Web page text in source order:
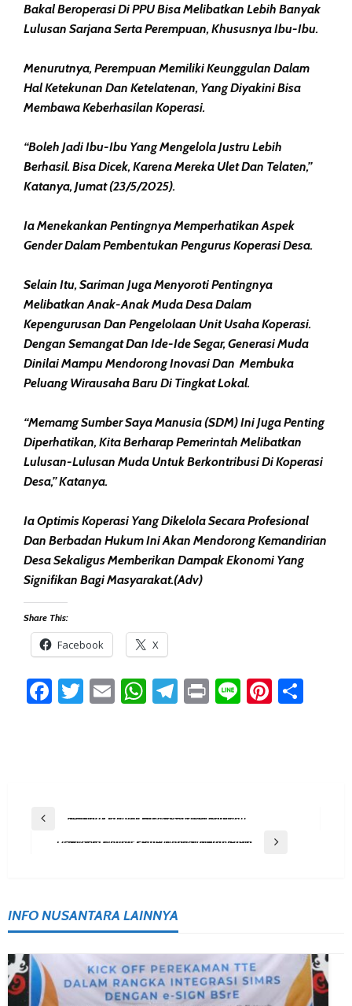
Bakal Beroperasi Di PPU Bisa Melibatkan Lebih Banyak
Lulusan Sarjana Serta Perempuan, Khususnya Ibu-Ibu.
Menurutnya, Perempuan Memiliki Keunggulan Dalam
Hal Ketekunan Dan Ketelatenan, Yang Diyakini Bisa
Membawa Keberhasilan Koperasi.
“Boleh Jadi Ibu-Ibu Yang Mengelola Justru Lebih
Berhasil. Bisa Dicek, Karena Mereka Ulet Dan Telaten,”
Katanya, Jumat (23/5/2025).
Ia Menekankan Pentingnya Memperhatikan Aspek
Gender Dalam Pembentukan Pengurus Koperasi Desa.
Selain Itu, Sariman Juga Menyoroti Pentingnya
Melibatkan Anak-Anak Muda Desa Dalam
Kepengurusan Dan Pengelolaan Unit Usaha Koperasi.
Dengan Semangat Dan Ide-Ide Segar, Generasi Muda
Dinilai Mampu Mendorong Inovasi Dan Membuka
Peluang Wirausaha Baru Di Tingkat Lokal.
“Memamg Sumber Saya Manusia (SDM) Ini Juga Penting
Diperhatikan, Kita Berharap Pemerintah Melibatkan
Lulusan-Lulusan Muda Untuk Berkontribusi Di Koperasi
Desa,” Katanya.
Ia Optimis Koperasi Yang Dikelola Secara Profesional
Dan Berbadan Hukum Ini Akan Mendorong Kemandirian
Desa Sekaligus Memberikan Dampak Ekonomi Yang
Signifikan Bagi Masyarakat.(adv)
Share This:
Facebook X
Facebook
Twitter
EmailWhatsApp
Telegram
PrintLine
Post
Navigation
Previous Post
Semarak Lomba HUT Ke-55 Kelurahan Maluhu Dari Voli Hingga Burung Berkicau
Next PostDPRD PPU Minta Pemerintah Siapkan Pusat Belanja Khusus Untuk Kopdes Merah Putih
INFO NUSANTARA LAINNYA